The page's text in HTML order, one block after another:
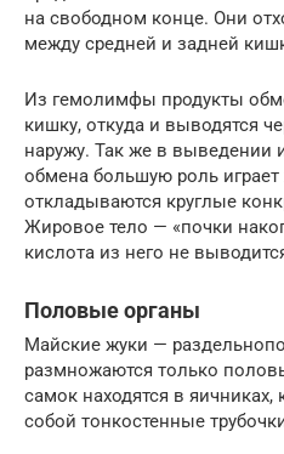
на свободном конце. Они
между средней и задней
Из гемолимфы продукты
кишку, откуда и выводятся
наружу. Так же в выведении
обмена большую роль
откладываются круглые
Жировое тело — «почки
кислота из него не
Половые органы
Майские жуки —
размножаются только
самок находятся в
собой тонкостенные